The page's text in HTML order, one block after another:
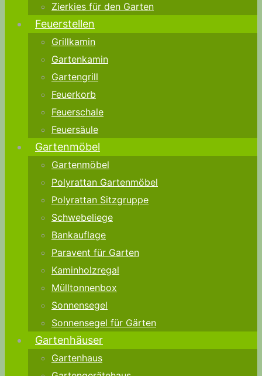
Zierkies für den Garten
Feuerstellen
Grillkamin
Gartenkamin
Gartengrill
Feuerkorb
Feuerschale
Feuersäule
Gartenmöbel
Gartenmöbel
Polyrattan Gartenmöbel
Polyrattan Sitzgruppe
Schwebeliege
Bankauflage
Paravent für Garten
Kaminholzregal
Mülltonnenbox
Sonnensegel
Sonnensegel für Gärten
Gartenhäuser
Gartenhaus